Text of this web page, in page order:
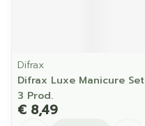
Difrax
Difrax Luxe Manicure Set
3 Prod.
€ 8,49